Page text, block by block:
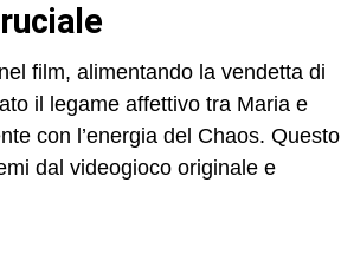
film, alimentando la vendetta di
il legame affettivo tra Maria e
con l’energia del Chaos. Questo
dal videogioco originale e